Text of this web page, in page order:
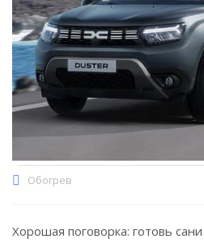
Обогрев
Хорошая поговорка: готовь